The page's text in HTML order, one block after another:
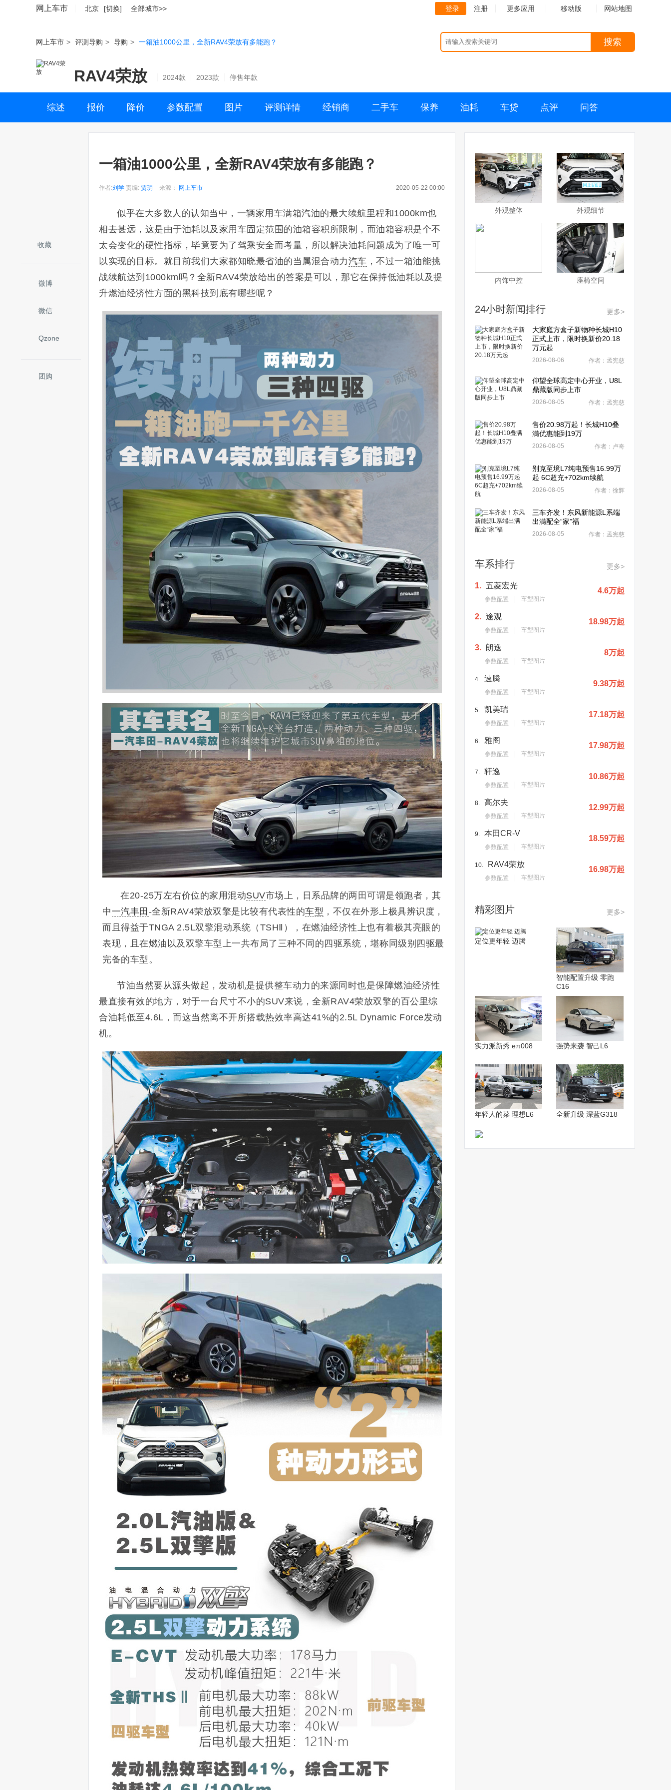
网上车市 北京 [切换] 全部城市>> 登录 注册 更多应用 移动版 网站地图
网上车市 > 评测导购 > 导购 > 一箱油1000公里，全新RAV4荣放有多能跑？ 搜索
RAV4荣放 2024款 2023款 停售年款
综述 报价 降价 参数配置 图片 评测详情 经销商 二手车 保养 油耗 车贷 点评 问答
收藏
微博
微信
Qzone
团购
一箱油1000公里，全新RAV4荣放有多能跑？
作者:刘学 责编: 贾玥 来源： 网上车市 2020-05-22 00:00
似乎在大多数人的认知当中，一辆家用车满箱汽油的最大续航里程和1000km也
相去甚远，这是由于油耗以及家用车固定范围的油箱容积所限制，而油箱容积是个不
太会变化的硬性指标，毕竟要为了驾乘安全而考量，所以解决油耗问题成为了唯一可
以实现的目标。就目前我们大家都知晓最省油的当属混合动力汽车 ，不过一箱油能挑
战续航达到1000km吗？全新RAV4荣放给出的答案是可以，那它在保持低油耗以及提
升燃油经济性方面的黑科技到底有哪些呢？
在20-25万左右价位的家用混动SUV市场上，日系品牌的两田可谓是领跑者，其
中一汽丰田 -全新RAV4荣放双擎是比较有代表性的车型 ，不仅在外形上极具辨识度，
而且得益于TNGA 2.5L双擎混动系统（TSHⅡ），在燃油经济性上也有着极其亮眼的
表现，且在燃油以及双擎车型上一共布局了三种不同的四驱系统，堪称同级别四驱最
完备的车型。
节油当然要从源头做起，发动机是提供整车动力的来源同时也是保障燃油经济性
最直接有效的地方，对于一台尺寸不小的SUV来说，全新RAV4荣放双擎的百公里综
合油耗低至4.6L，而这当然离不开所搭载热效率高达41%的2.5L Dynamic Force发动
机。
外观整体 外观细节
内饰中控 座椅空间
24小时新闻排行 更多>
大家庭方盒子新物种长城H10
正式上市，限时换新价20.18
万元起
2026-08-06 作者：孟宪慈
仰望全球高定中心开业，U8L
鼎藏版同步上市
2026-08-05 作者：孟宪慈
售价20.98万起！长城H10叠
满优惠能到19万
2026-08-05 作者：卢奇
别克至境L7纯电预售16.99万
起 6C超充+702km续航
2026-08-05 作者：徐辉
三车齐发！东风新能源L系端
出满配全“家”福
2026-08-05 作者：孟宪慈
车系排行 更多>
1. 五菱宏光
参数配置 车型图片
4.6万起
2. 途观
参数配置 车型图片
18.98万起
3. 朗逸
参数配置 车型图片
8万起
4. 速腾
参数配置 车型图片
9.38万起
5. 凯美瑞
参数配置 车型图片
17.18万起
6. 雅阁
参数配置 车型图片
17.98万起
7. 轩逸
参数配置 车型图片
10.86万起
8. 高尔夫
参数配置 车型图片
12.99万起
9. 本田CR-V
参数配置 车型图片
18.59万起
10. RAV4荣放
参数配置 车型图片
16.98万起
精彩图片 更多>
定位更年轻 迈腾
智能配置升级 零跑
C16
实力派新秀 eπ008 强势来袭 智己L6
年轻人的菜 理想L6 全新升级 深蓝G318